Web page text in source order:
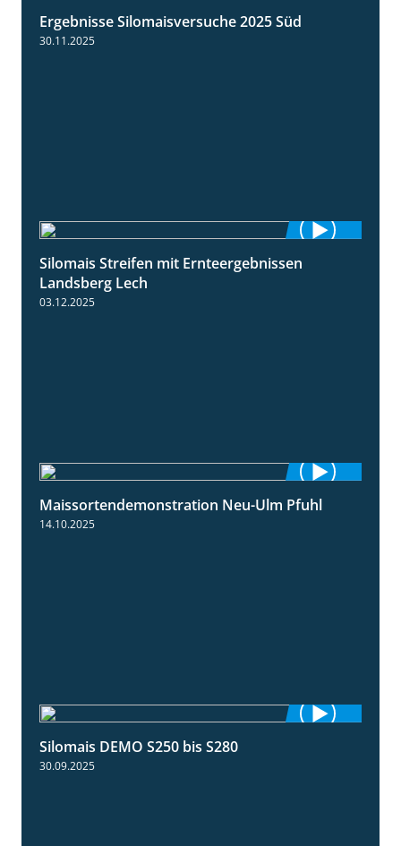
Ergebnisse Silomaisversuche 2025 Süd
30.11.2025
11:01
Silomais Streifen mit Ernteergebnissen
Landsberg Lech
03.12.2025
7:10
Maissortendemonstration Neu-Ulm Pfuhl
14.10.2025
Silomais DEMO S250 bis S280
30.09.2025